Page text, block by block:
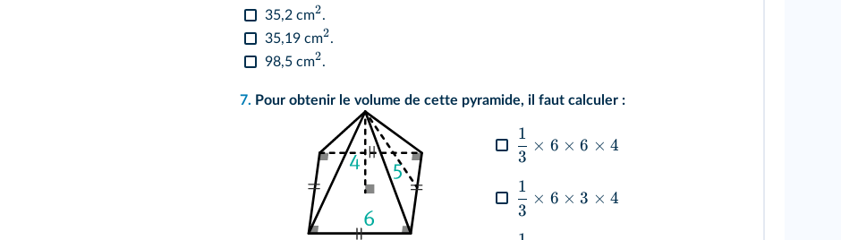
35,2 cm2.
35,19 cm2.
98,5 cm2.
7. Pour obtenir le volume de cette pyramide, il faut calculer :
3
1
× 6 × 6 × 4
3
1
× 6 × 3 × 4